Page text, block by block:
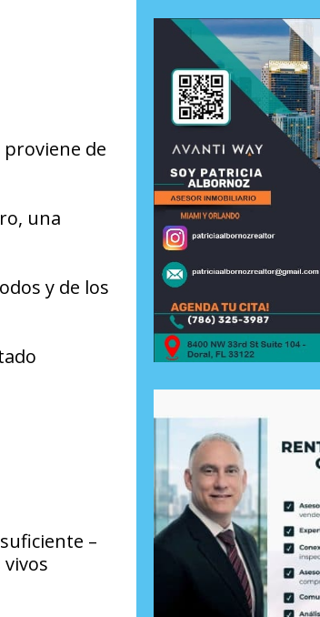
proviene de
una
y de los
–